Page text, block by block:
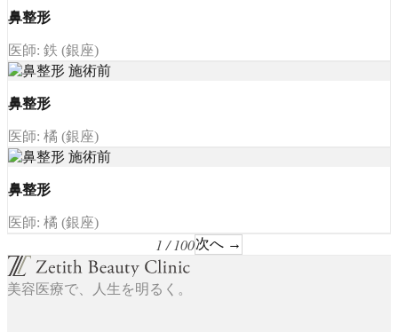
鼻整形
医師: 鉄 (銀座)
鼻整形
医師: 橘 (銀座)
鼻整形
医師: 橘 (銀座)
1 / 100次へ →
美容医療で、人生を明るく。